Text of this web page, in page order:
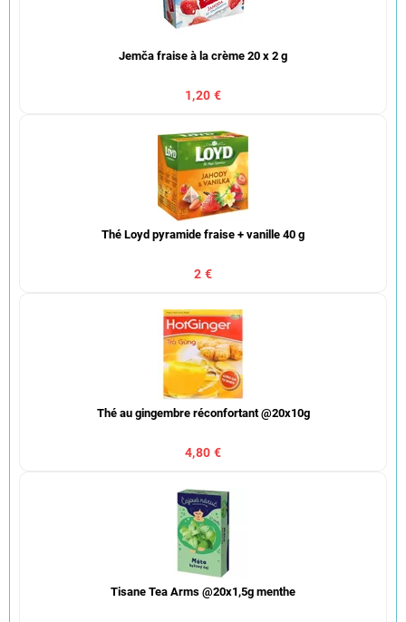
Jemča fraise à la crème 20 x 2 g
1,20 €
Thé Loyd pyramide fraise + vanille 40 g
2 €
Thé au gingembre réconfortant @20x10g
4,80 €
Tisane Tea Arms @20x1,5g menthe